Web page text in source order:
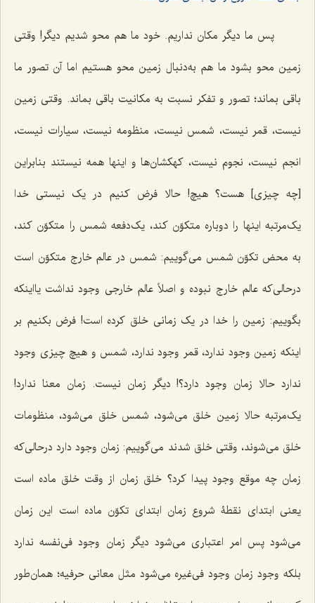
پس ما دیگر مکان نداریم. خود ما هم محو شدیم دیگر! وقتی
زمین محو بشود ما هم به‌دنبال زمین محو هستیم اما آن تصور ما
باقی بماند؛ تصور و تفکر نسبت به مکانیت باقی بماند. وقتی زمین
نیست، قمر نیست، شمس نیست، منظومه نیست، سیارات نیست،
انجم نیست، نجوم نیست، کهکشان‌ها و اینها همه نیستند بنابراین
[چه چیزی] هست؟ هیچ! حالا فرض کنیم در یک نیستی خدا
یک‌مرتبه اینها را دوباره متکوّن کند، یک‌دفعه شمس را متکوّن کند،
به ‌محض تکوّن شمس می‌گوییم: شمس در عالم خارج متکوّن است
درحالی‌که عالم خارج نبوده و اصلاً عالم خارجی وجود نداشت یااینکه
بگوییم: زمین را خدا در یک زمانی خلق کرده است! فرض بکنیم بر
اینکه زمین وجود ندارد، قمر وجود ندارد، شمس و هیچ چیزی وجود
ندارد حالا زمان وجود دارد؟! دیگر زمان نیست. زمان معنا ندارد!
یک‌مرتبه حالا زمین خلق می‌شود، شمس خلق می‌شود، منظومات
خلق می‌شوند، وقتی خلق شدند می‌گوییم: زمان وجود دارد درحالی‌که
زمان چه موقع وجود پیدا کرد؟ خلق زمان از وقت خلق ماده است
یعنی ابتدای نقطۀ شروع زمان ابتدای تکوّن ماده است این زمان
می‌شود پس امر اعتباری می‌شود دیگر زمان وجود فی‌نفسه ندارد
بلکه وجود زمان وجود فی‌غیره می‌شود مثل معانی حرفیه؛ همان‌طور